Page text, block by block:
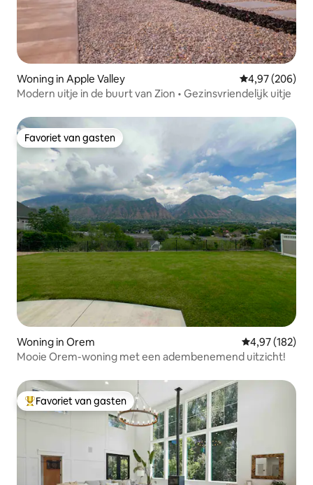
Woning in Apple Valley Gemiddelde
4,97 (206)
Modern uitje in de buurt van Zion • Gezinsvriendelijk uitje
Favoriet van gasten
Favoriet van gasten
Woning in Orem Gemiddelde
4,97 (182)
Mooie Orem-woning met een adembenemend uitzicht!
Topfavoriet van gasten
Favoriet van gasten